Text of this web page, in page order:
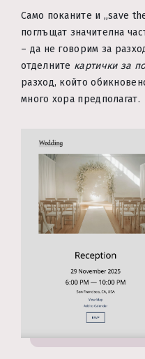
Само поканите и „save
поглъщат значителна
– да не говорим за
отделните картички за
разход, който
много хора предполагат.